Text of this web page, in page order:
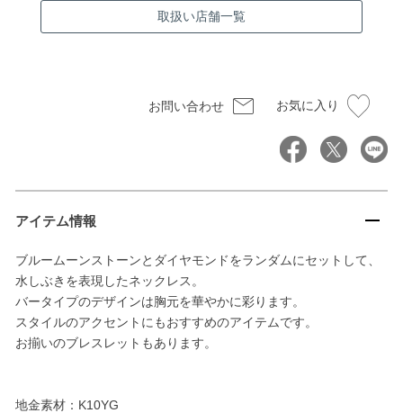
取扱い店舗一覧
お問い合わせ お気に入り
アイテム情報
ブルームーンストーンとダイヤモンドをランダムにセットして、
水しぶきを表現したネックレス。
バータイプのデザインは胸元を華やかに彩ります。
スタイルのアクセントにもおすすめのアイテムです。
お揃いのブレスレットもあります。
地金素材：K10YG